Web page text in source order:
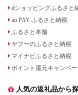
dショッピングふるさと
au PAY ふるさと納税
ふるさと本舗
ヤフーのふるさと納税
マイナビふるさと納税
ポイント還元キャンペー
人気の返礼品から